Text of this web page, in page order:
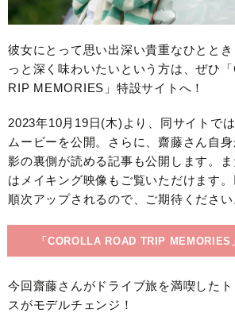
彼女にとって思い出深い貴重なひとと
っと深く味わいたいという方は、ぜひ
RIP MEMORIES」特設サイトへ！
2023年10月19日(木)より、同サイトで
ムービーを公開。さらに、齋藤さん自
影の裏側が読める記事も公開します。
はメイキング映像もご覧いただけます
順次アップされるので、ご期待ください
「COROLLA ROAD TRIP MEMORIES
今回齋藤さんがドライブ旅を満喫した
スがモデルチェンジ！